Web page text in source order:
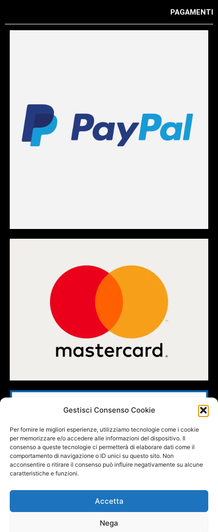
Gestisci Consenso Cookie
Per fornire le migliori esperienze, utilizziamo tecnologie come i cookie
per memorizzare e/o accedere alle informazioni del dispositivo. Il
consenso a queste tecnologie ci permetterà di elaborare dati come il
comportamento di navigazione o ID unici su questo sito. Non
acconsentire o ritirare il consenso può influire negativamente su alcune
caratteristiche e funzioni.
Accetta
Nega
PAGAMENTI